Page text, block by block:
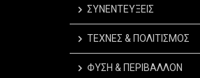
ΣΥΝΕΝΤΕΥΞΕΙΣ
ΤΕΧΝΕΣ & ΠΟΛΙΤΙΣΜΟΣ
ΦΥΣΗ & ΠΕΡΙΒΑΛΛΟΝ